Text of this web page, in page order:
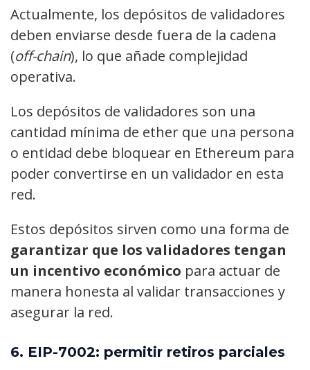
Actualmente, los depósitos de validadores
deben enviarse desde fuera de la cadena
(off-chain), lo que añade complejidad
operativa.
Los depósitos de validadores son una
cantidad mínima de ether que una persona
o entidad debe bloquear en Ethereum para
poder convertirse en un validador en esta
red.
Estos depósitos sirven como una forma de
garantizar que los validadores tengan
un incentivo económico para actuar de
manera honesta al validar transacciones y
asegurar la red.
6. EIP-7002: permitir retiros parciales